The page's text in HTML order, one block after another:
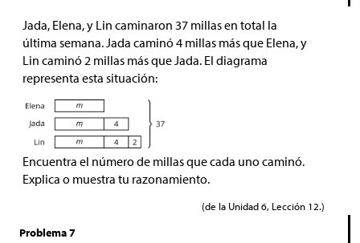
Jada, Elena, y Lin caminaron 37 millas en total la
última semana. Jada caminó 4 millas más que Elena, y
Lin caminó 2 millas más que Jada. El diagrama
representa esta situación:
Encuentra el número de millas que cada uno caminó.
Explica o muestra tu razonamiento.
(de la Unidad 6, Lección 12.)
Problema 7